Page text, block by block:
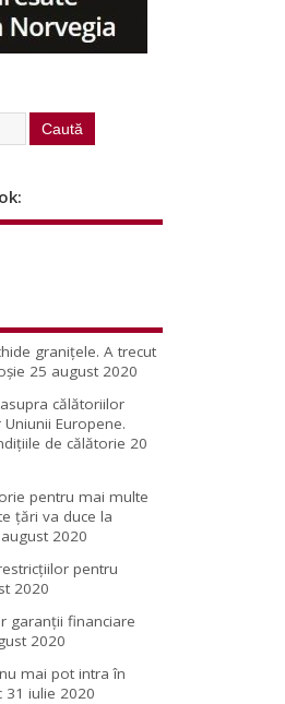
granițele. A trecut
25 august 2020
călătoriilor
Europene.
de călătorie 20
pentru mai multe
ţări va duce la
2020
pentru
2020
garanții financiare
2020
mai pot intra în
31 iulie 2020